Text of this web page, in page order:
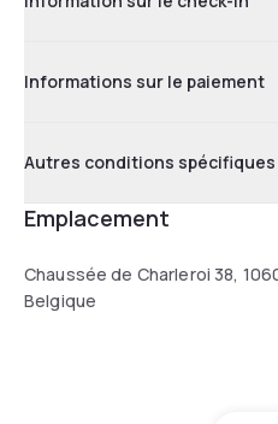
Informations sur le paiement
Autres conditions spécifiques
Emplacement
Chaussée de Charleroi 38,
Belgique